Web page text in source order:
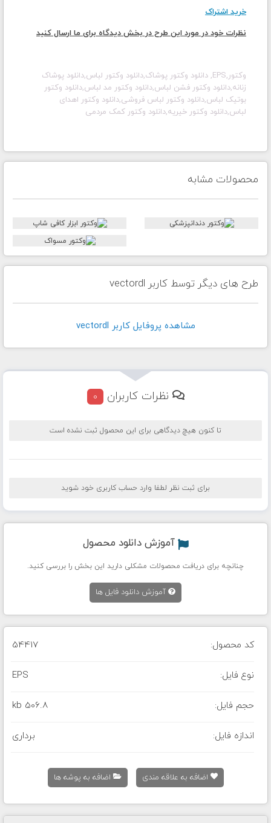
خرید اشتراک
نظرات خود در مورد این طرح در بخش دیدگاه برای ما ارسال کنید
وکتور,EPS, دانلود وکتور پوشاک,دانلود وکتور لباس,دانلود پوشاک
زنانه,دانلود وکتور فشن لباس,دانلود وکتور مد لباس,دانلود وکتور
بوتیک لباس,دانلود وکتور لباس فروشی,دانلود وکتور اهدای
لباس,دانلود وکتور خیریه,دانلود وکتور کمک مردمی
محصولات مشابه
طرح های دیگر توسط کاربر vectordl
مشاهده پروفايل کاربر vectordl
نظرات کاربران 0
تا کنون هیچ دیدگاهی برای این محصول ثبت نشده است
برای ثبت نظر لطفا وارد حساب کاربری خود شوید
آموزش دانلود محصول
چنانچه برای دریافت محصولات مشکلی دارید این بخش را بررسی کنید.
آموزش دانلود فایل ها
کد محصول: 54417
نوع فایل: EPS
حجم فایل: 506.8 kb
اندازه فایل: برداری
اضافه به علاقه مندی اضافه به پوشه ها